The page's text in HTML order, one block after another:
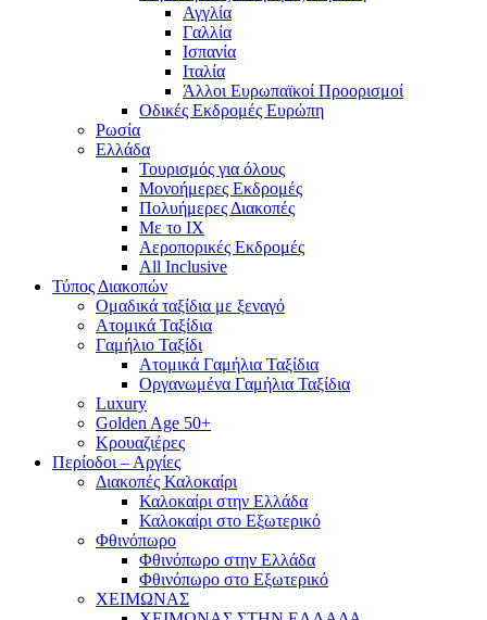
Αγγλία
Γαλλία
Ισπανία
Ιταλία
Άλλοι Ευρωπαϊκοί Προορισμοί
Οδικές Εκδρομές Ευρώπη
Ρωσία
Ελλάδα
Τουρισμός για όλους
Mονοήμερες Εκδρομές
Πολυήμερες Διακοπές
Με το ΙΧ
Αεροπορικές Εκδρομές
All Inclusive
Τύπος Διακοπών
Ομαδικά ταξίδια με ξεναγό
Ατομικά Ταξίδια
Γαμήλιο Ταξίδι
Ατομικά Γαμήλια Ταξίδια
Οργανωμένα Γαμήλια Ταξίδια
Luxury
Golden Age 50+
Κρουαζιέρες
Περίοδοι – Αργίες
Διακοπές Καλοκαίρι
Καλοκαίρι στην Ελλάδα
Καλοκαίρι στο Εξωτερικό
Φθινόπωρο
Φθινόπωρο στην Ελλάδα
Φθινόπωρο στο Εξωτερικό
ΧΕΙΜΩΝΑΣ